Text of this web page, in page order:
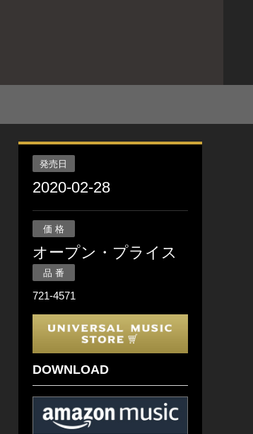
発売日
2020-02-28
価 格
オープン・プライス
品 番
721-4571
DOWNLOAD